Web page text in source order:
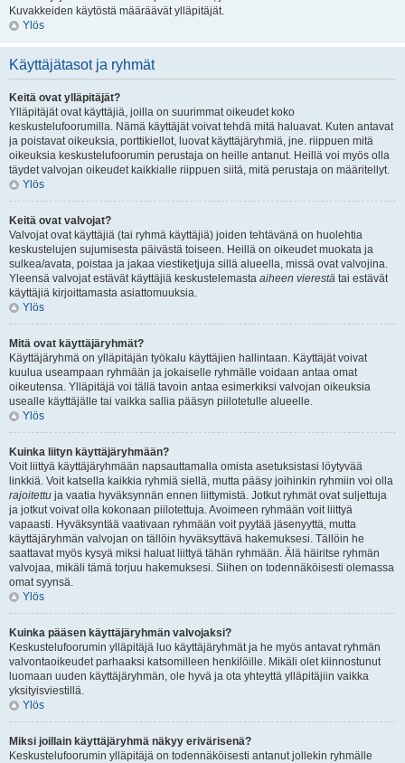
Kuvakkeiden käytöstä määräävät ylläpitäjät.
Ylös
Käyttäjätasot ja ryhmät
Keitä ovat ylläpitäjät?
Ylläpitäjät ovat käyttäjiä, joilla on suurimmat oikeudet koko
keskustelufoorumilla. Nämä käyttäjät voivat tehdä mitä haluavat. Kuten antavat
ja poistavat oikeuksia, porttikiellot, luovat käyttäjäryhmiä, jne. riippuen mitä
oikeuksia keskustelufoorumin perustaja on heille antanut. Heillä voi myös olla
täydet valvojan oikeudet kaikkialle riippuen siitä, mitä perustaja on määritellyt.
Ylös
Keitä ovat valvojat?
Valvojat ovat käyttäjiä (tai ryhmä käyttäjiä) joiden tehtävänä on huolehtia
keskustelujen sujumisesta päivästä toiseen. Heillä on oikeudet muokata ja
sulkea/avata, poistaa ja jakaa viestiketjuja sillä alueella, missä ovat valvojina.
Yleensä valvojat estävät käyttäjiä keskustelemasta aiheen vierestä tai estävät
käyttäjiä kirjoittamasta asiattomuuksia.
Ylös
Mitä ovat käyttäjäryhmät?
Käyttäjäryhmä on ylläpitäjän työkalu käyttäjien hallintaan. Käyttäjät voivat
kuulua useampaan ryhmään ja jokaiselle ryhmälle voidaan antaa omat
oikeutensa. Ylläpitäjä voi tällä tavoin antaa esimerkiksi valvojan oikeuksia
usealle käyttäjälle tai vaikka sallia pääsyn piilotetulle alueelle.
Ylös
Kuinka liityn käyttäjäryhmään?
Voit liittyä käyttäjäryhmään napsauttamalla omista asetuksistasi löytyvää
linkkiä. Voit katsella kaikkia ryhmiä siellä, mutta pääsy joihinkin ryhmiin voi olla
rajoitettu ja vaatia hyväksynnän ennen liittymistä. Jotkut ryhmät ovat suljettuja
ja jotkut voivat olla kokonaan piilotettuja. Avoimeen ryhmään voit liittyä
vapaasti. Hyväksyntää vaativaan ryhmään voit pyytää jäsenyyttä, mutta
käyttäjäryhmän valvojan on tällöin hyväksyttävä hakemuksesi. Tällöin he
saattavat myös kysyä miksi haluat liittyä tähän ryhmään. Älä häiritse ryhmän
valvojaa, mikäli tämä torjuu hakemuksesi. Siihen on todennäköisesti olemassa
omat syynsä.
Ylös
Kuinka pääsen käyttäjäryhmän valvojaksi?
Keskustelufoorumin ylläpitäjä luo käyttäjäryhmät ja he myös antavat ryhmän
valvontaoikeudet parhaaksi katsomilleen henkilöille. Mikäli olet kiinnostunut
luomaan uuden käyttäjäryhmän, ole hyvä ja ota yhteyttä ylläpitäjiin vaikka
yksityisviestillä.
Ylös
Miksi joillain käyttäjäryhmä näkyy erivärisenä?
Keskustelufoorumin ylläpitäjä on todennäköisesti antanut jollekin ryhmälle